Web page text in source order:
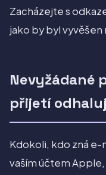
Zacházejte s
jako by byl vyvěšen
Nevyžádané
přijetí
Kdokoli, kdo zná e-
vaším účtem